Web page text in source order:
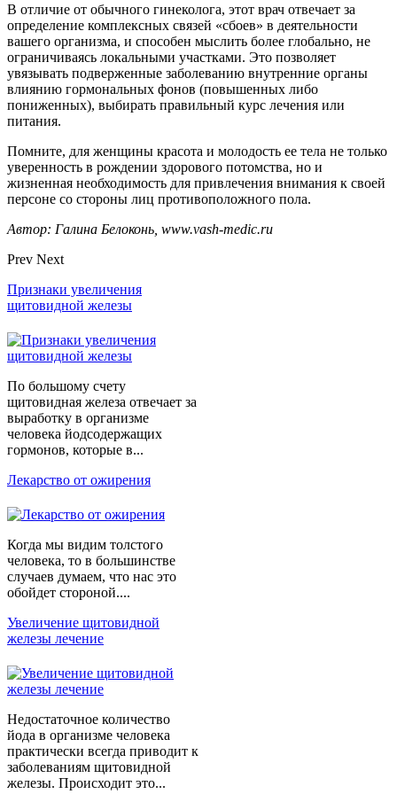
В отличие от обычного гинеколога, этот врач отвечает за
определение комплексных связей «сбоев» в деятельности
вашего организма, и способен мыслить более глобально, не
ограничиваясь локальными участками. Это позволяет
увязывать подверженные заболеванию внутренние органы
влиянию гормональных фонов (повышенных либо
пониженных), выбирать правильный курс лечения или
питания.
Помните, для женщины красота и молодость ее тела не только
уверенность в рождении здорового потомства, но и
жизненная необходимость для привлечения внимания к своей
персоне со стороны лиц противоположного пола.
Автор: Галина Белоконь, www.vash-medic.ru
Prev Next
Признаки увеличения
щитовидной железы
По большому счету
щитовидная железа отвечает за
выработку в организме
человека йодсодержащих
гормонов, которые в...
Лекарство от ожирения
Когда мы видим толстого
человека, то в большинстве
случаев думаем, что нас это
обойдет стороной....
Увеличение щитовидной
железы лечение
Недостаточное количество
йода в организме человека
практически всегда приводит к
заболеваниям щитовидной
железы. Происходит это...